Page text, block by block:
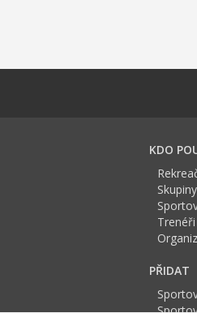
KDO
Skupiny
Trenéři
PŘIDAT